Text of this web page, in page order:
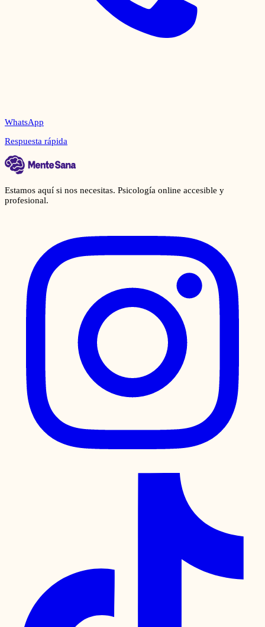
WhatsApp
Respuesta rápida
Estamos aquí si nos necesitas. Psicología online accesible y
profesional.